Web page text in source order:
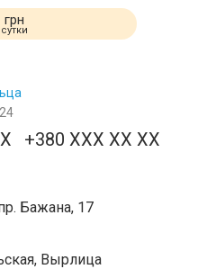
грн
сутки
+380 XXX XX XX
Бажана, 17
Вырлица